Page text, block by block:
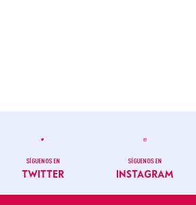
SÍGUENOS EN
TWITTER
SÍGUENOS EN
INSTAGRAM